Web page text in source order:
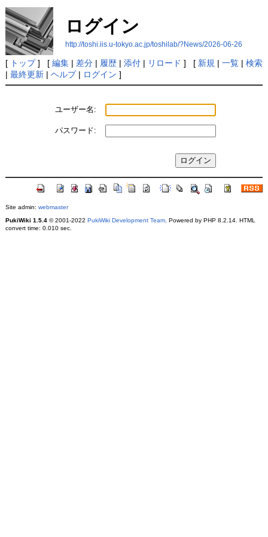
ログイン
http://toshi.iis.u-tokyo.ac.jp/toshilab/?News/2026-06-26
[ トップ] [ 編集| 差分| 履歴| 添付| リロード ] [ 新規 | 一覧| 検索
| 最終更新| ヘルプ| ログイン ]
ユーザー名:
パスワード:
Site admin: webmaster
PukiWiki 1.5.4© 2001-2022 PukiWiki Development Team. Powered by PHP 8.2.14. HTML
convert time: 0.010 sec.